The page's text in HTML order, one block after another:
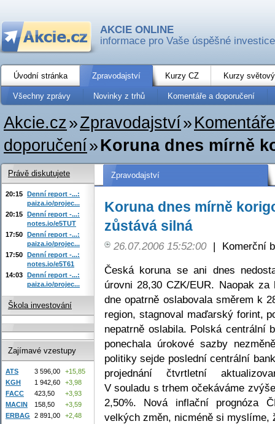
AKCIE ONLINE
informace pro Vaše úspěšné investice
Úvodní stránka Zpravodajství Kurzy CZ Kurzy
Všechny zprávy Novinky z trhů Komentáře a doporučení
Akcie.cz»Zpravodajství»
doporučení»Koruna dnes mírně
Zpravodajství
Koruna dnes mírně
zůstává silná
26.07.2006 15:52:00 |
Komerční
Česká koruna se ani dnes
úrovni 28,30 CZK/EUR. Naopak za
dne opatrně oslabovala směrem k
region, stagnoval maďarský forint,
nepatrně oslabila. Polská centrální
ponechala úrokové sazby
politiky sejde poslední centrální
projednání čtvrtletní
V souladu s trhem očekáváme
2,50%. Nová inflační prognóza
velkých změn, nicméně si myslíme,
Právě diskutujete
20:15 Denní report -...:
paiza.io/projec...
20:15 Denní report -...:
notes.io/e5TUT
17:50 Denní report -...:
paiza.io/projec...
17:50 Denní report -...:
notes.io/e5T61
14:03 Denní report -...:
paiza.io/projec...
Škola investování
Zajímavé vzestupy
ATS 3 596,00
+15,85
KGH
1 942,60
+3,98
FACC
423,50
+3,93
MACIN
158,50
+3,59
ERBAG
2 891,00 +2,48